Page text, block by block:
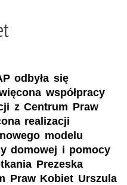
odbyła się
współpracy
z Centrum Praw
realizacji
modelu
domowej i pomocy
Prezeska
Praw Kobiet Urszula